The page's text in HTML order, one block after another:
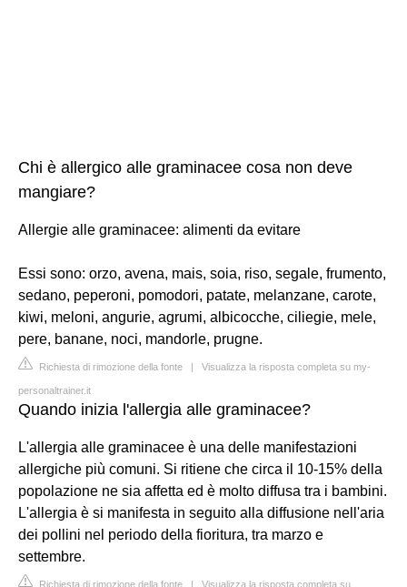
Chi è allergico alle graminacee cosa non deve
mangiare?
Allergie alle graminacee: alimenti da evitare
Essi sono: orzo, avena, mais, soia, riso, segale, frumento,
sedano, peperoni, pomodori, patate, melanzane, carote,
kiwi, meloni, angurie, agrumi, albicocche, ciliegie, mele,
pere, banane, noci, mandorle, prugne.
Richiesta di rimozione della fonte | Visualizza la risposta completa su my-
personaltrainer.it
Quando inizia l'allergia alle graminacee?
L'allergia alle graminacee è una delle manifestazioni
allergiche più comuni. Si ritiene che circa il 10-15% della
popolazione ne sia affetta ed è molto diffusa tra i bambini.
L'allergia è si manifesta in seguito alla diffusione nell'aria
dei pollini nel periodo della fioritura, tra marzo e
settembre.
Richiesta di rimozione della fonte | Visualizza la risposta completa su